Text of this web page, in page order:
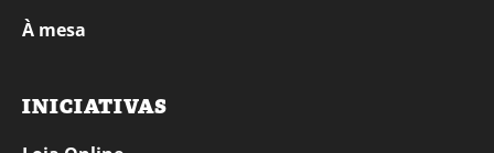
À mesa
INICIATIVAS